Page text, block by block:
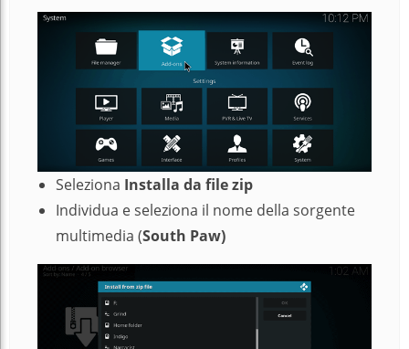
Seleziona Installa da file zip
Individua e seleziona il nome della sorgente
multimedia (South Paw)